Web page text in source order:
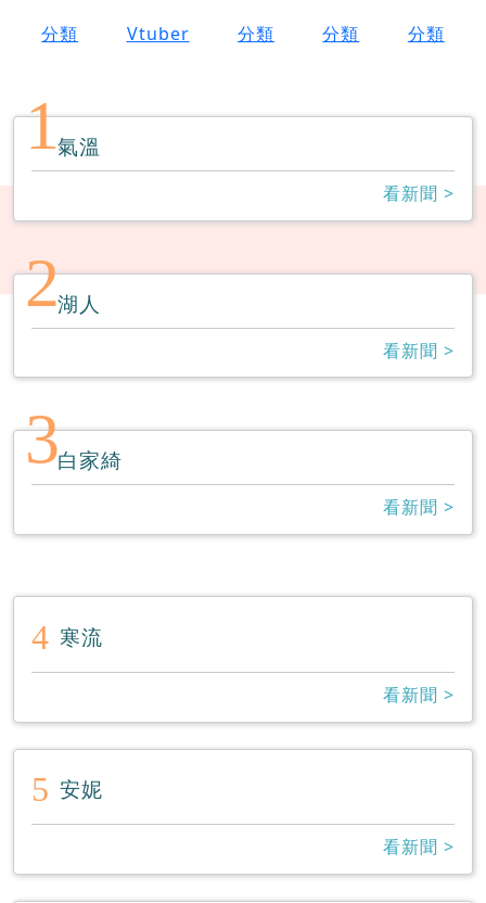
分類 Vtuber 分類 分類 分類
1氣溫
看新聞 >
2湖人
看新聞 >
3白家綺
看新聞 >
4 寒流
看新聞 >
5 安妮
看新聞 >